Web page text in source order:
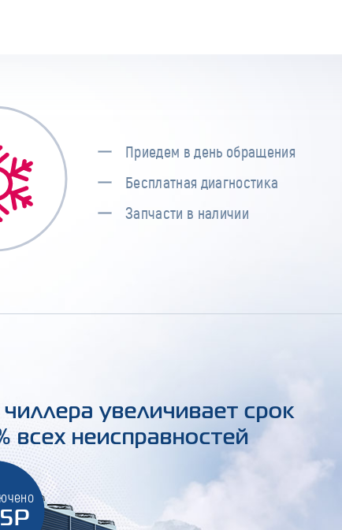
Приедем в день обращения
Бесплатная диагностика
Запчасти в наличии
увеличивает срок
всех неисправностей